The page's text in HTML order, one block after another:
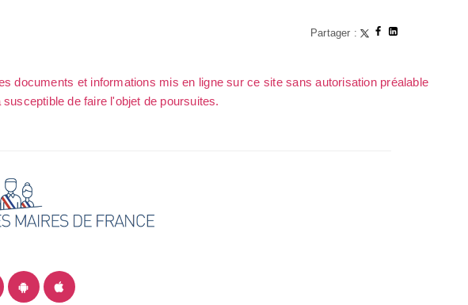
Partager :
documents et informations mis en ligne sur ce site sans autorisation préalable
de faire l'objet de poursuites.